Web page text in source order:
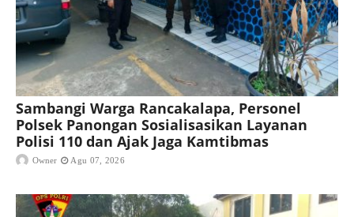
Sambangi Warga Rancakalapa, Personel
Polsek Panongan Sosialisasikan Layanan
Polisi 110 dan Ajak Jaga Kamtibmas
Owner Agu 07, 2026